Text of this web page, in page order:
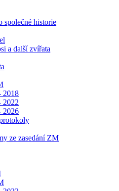
společné historie
a další zvířata
2018
2022
2026
ze zasedání ZM